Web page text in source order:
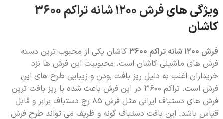
ویژگی هایفرش 1200 شانه تراکم 3600
کاشان
فرش 1200 شانه تراکم 3600
کاشان یکی از محبوب ترین دسته
فرش های ماشینی کاشان است. محبوبیت این فرش ها نزد
خریداران اغلب به دلیل ریز بافت بودن و زیبایی طرح های این
فرش است. تراکم 3600 در این فرش باعث شده با ریز بافت ترین
فرش های دستباف ایرانی مثل فرش 85 رج دستباف برابر و قابل
قیاس باشد. این بافت دستباف گونه و ظریف می تواند طرح فرش